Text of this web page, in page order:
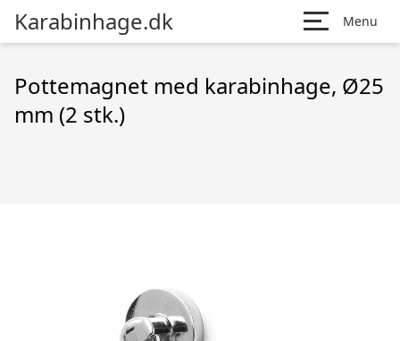
Karabinhage.dk Menu
Pottemagnet med karabinhage, Ø25
mm (2 stk.)